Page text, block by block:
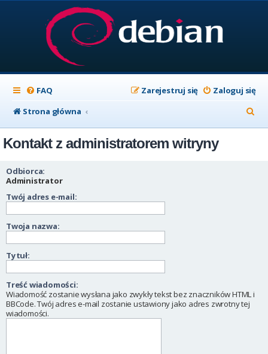
FAQ Zaloguj się
Zarejestruj się
Strona główna
z
Kontakt z administratorem witryny
Odbiorca:
Administrator
Twój adres e-mail:
Twoja nazwa:
Tytuł:
Treść wiadomości:
Wiadomość zostanie wysłana jako zwykły tekst bez znaczników HTML i
BBCode. Twój adres e-mail zostanie ustawiony jako adres zwrotny tej
wiadomości.